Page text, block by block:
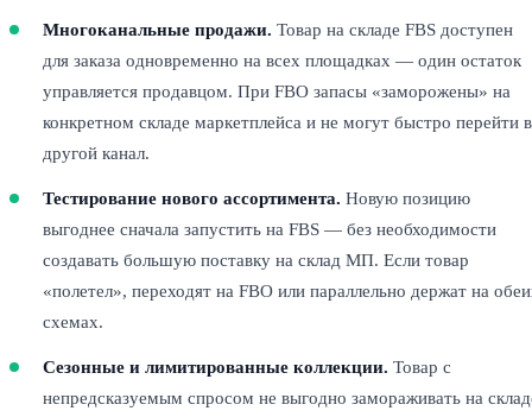
Многоканальные продажи. Товар на складе FBS доступен
для заказа одновременно на всех площадках — один остаток
управляется продавцом. При FBO запасы «заморожены» на
конкретном складе маркетплейса и не могут быстро перейти в
другой канал.
Тестирование нового ассортимента. Новую позицию
выгоднее сначала запустить на FBS — без необходимости
создавать большую поставку на склад МП. Если товар
«полетел», переходят на FBO или параллельно держат на
схемах.
Сезонные и лимитированные коллекции. Товар с
непредсказуемым спросом не выгодно замораживать на